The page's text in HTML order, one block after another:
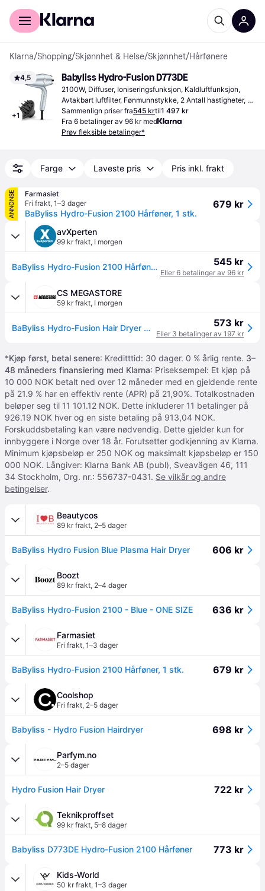
For kunder
Klarna/Shopping/Skjønnhet & Helse/Skjønnhet/Hårfønere
4,5
+1
Babyliss Hydro-Fusion D773DE
2100W, Diffuser, Ioniseringsfunksjon, Kaldluftfunksjon,
Avtakbart luftfilter, Fønmunnstykke, 2 Antall hastigheter,
Ledningslengde: 2.5m
Sammenlign priser fra545 krtil1 497 kr
Fra 6 betalinger av 96 kr med
Prøv fleksible betalinger*
Farge Laveste pris Pris inkl. frakt
ANNONSE
Farmasiet
Fri frakt, 1–3 dager
BaByliss Hydro-Fusion 2100 Hårføner, 1 stk.
679 kr
avXperten
99 kr frakt, I morgen
BaByliss Hydro-Fusion 2100 Hårføner (2100W) 545 kr
Eller 6 betalinger av 96 kr
CS MEGASTORE
59 kr frakt, I morgen
BaByliss Hydro-Fusion Hair Dryer with Advanced Plasma Ion Technology D773DE Ice Blue & Super Smooth 235 Flat Iron with Ion Technology 140°C - 235°C ST393E Bundle with Ion Flat Iron 573 kr
Eller 3 betalinger av 197 kr
*Kjøp først, betal senere: Kreditttid: 30 dager. 0 % årlig rente. 3–
48 måneders finansiering med Klarna: Priseksempel: Et kjøp på
10 000 NOK betalt ned over 12 måneder med en gjeldende rente
på 21.9 % har en effektiv rente (APR) på 21,90%. Totalkostnaden
beløper seg til 11 101.12 NOK. Dette inkluderer 11 betalinger på
926.19 NOK hver og en siste betaling på 913,04 NOK.
Forskuddsbetaling kan være nødvendig. Dette gjelder kun for
innbyggere i Norge over 18 år. Forutsetter godkjenning av Klarna.
Minimum kjøpsbeløp er 250 NOK og maksimalt kjøpsbeløp er 150
000 NOK. Långiver: Klarna Bank AB (publ), Sveavägen 46, 111
34 Stockholm, Org. nr.: 556737-0431. Se vilkår og andre
betingelser.
Beautycos
89 kr frakt, 2–5 dager
BaByliss Hydro Fusion Blue Plasma Hair Dryer 606 kr
Boozt
89 kr frakt, 2–4 dager
BaByliss Hydro-Fusion 2100 - Blue - ONE SIZE 636 kr
Farmasiet
Fri frakt, 1–3 dager
BaByliss Hydro-Fusion 2100 Hårføner, 1 stk. 679 kr
Coolshop
Fri frakt, 2–5 dager
Babyliss - Hydro Fusion Hairdryer 698 kr
Parfym.no
2–5 dager
Hydro Fusion Hair Dryer 722 kr
Teknikproffset
99 kr frakt, 5–8 dager
Babyliss D773DE Hydro-Fusion 2100 Hårføner 773 kr
Kids-World
50 kr frakt, 1–3 dager